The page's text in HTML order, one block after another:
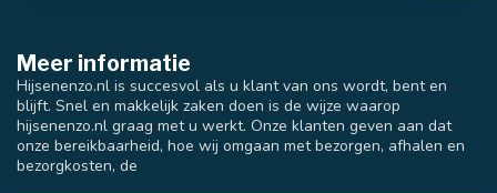
Meer informatie
Hijsenenzo.nl is succesvol als u klant van ons wordt, bent en
blijft. Snel en makkelijk zaken doen is de wijze waarop
hijsenenzo.nl graag met u werkt. Onze klanten geven aan dat
onze bereikbaarheid, hoe wij omgaan met bezorgen, afhalen en
bezorgkosten, de